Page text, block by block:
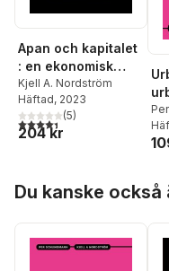
Apan och kapitalet
: en ekonomisk
historia
Kjell A. Nordström
Häftad, 2023
4,4utav 5 stjärnor. Totalt
(5)
204 kr
A.
Du kanske